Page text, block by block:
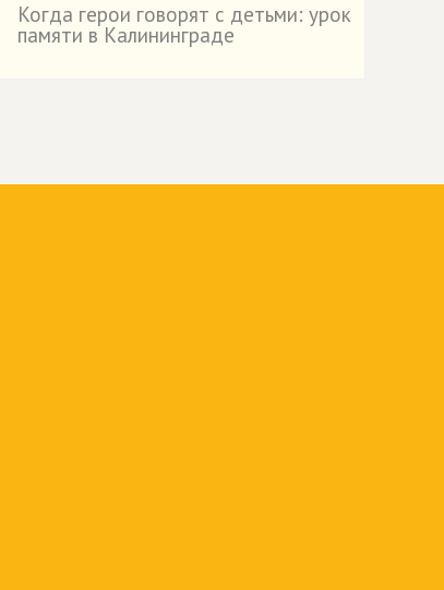
Когда герои говорят с детьми: урок
памяти в Калининграде